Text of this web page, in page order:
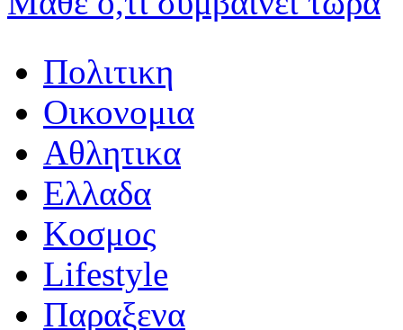
Πολιτικη
Οικονομια
Αθλητικα
Ελλαδα
Κοσμος
Lifestyle
Παραξενα